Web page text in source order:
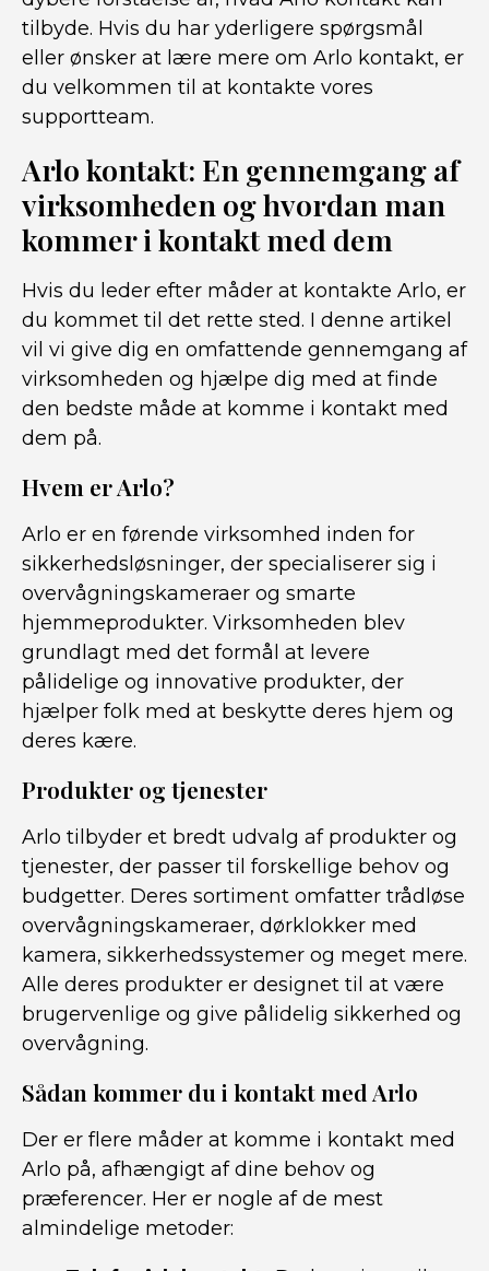
tilbyde. Hvis du har yderligere spørgsmål
eller ønsker at lære mere om Arlo kontakt, er
du velkommen til at kontakte vores
supportteam.
Arlo kontakt: En gennemgang af
virksomheden og hvordan man
kommer i kontakt med dem
Hvis du leder efter måder at kontakte Arlo, er
du kommet til det rette sted. I denne artikel
vil vi give dig en omfattende gennemgang af
virksomheden og hjælpe dig med at finde
den bedste måde at komme i kontakt med
dem på.
Hvem er Arlo?
Arlo er en førende virksomhed inden for
sikkerhedsløsninger, der specialiserer sig i
overvågningskameraer og smarte
hjemmeprodukter. Virksomheden blev
grundlagt med det formål at levere
pålidelige og innovative produkter, der
hjælper folk med at beskytte deres hjem og
deres kære.
Produkter og tjenester
Arlo tilbyder et bredt udvalg af produkter og
tjenester, der passer til forskellige behov og
budgetter. Deres sortiment omfatter trådløse
overvågningskameraer, dørklokker med
kamera, sikkerhedssystemer og meget mere.
Alle deres produkter er designet til at være
brugervenlige og give pålidelig sikkerhed og
overvågning.
Sådan kommer du i kontakt med Arlo
Der er flere måder at komme i kontakt med
Arlo på, afhængigt af dine behov og
præferencer. Her er nogle af de mest
almindelige metoder: